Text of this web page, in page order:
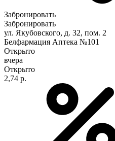
Забронировать
Забронировать
ул. Якубовского, д. 32, пом. 2
Белфармация Аптека №101
Открыто
вчера
Открыто
2,74 р.